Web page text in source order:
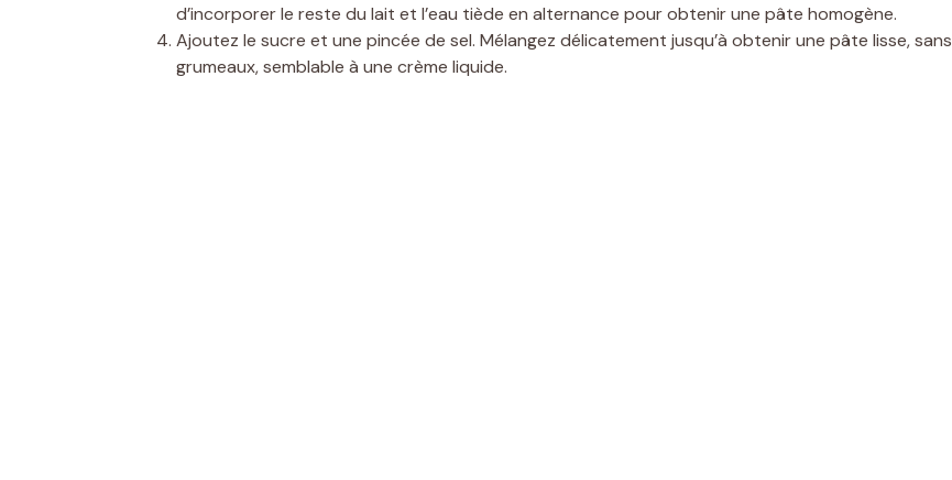
d’incorporer le reste du lait et l’eau tiède en alternance pour obtenir une pâte homogène.
Ajoutez le sucre et une pincée de sel. Mélangez délicatement jusqu’à obtenir une pâte lisse, sans
grumeaux, semblable à une crème liquide.